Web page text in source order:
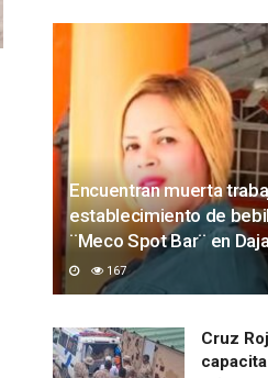
Encuentran muerta
establecimiento de
¨Meco Spot Bar¨ en
167
Cruz